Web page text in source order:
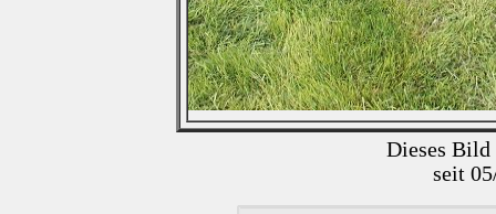
Dieses Bild
seit